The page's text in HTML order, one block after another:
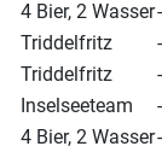
4 Bier, 2 Wasser-
Triddelfritz
-
Triddelfritz
-
Inselseeteam
-
4 Bier, 2 Wasser-